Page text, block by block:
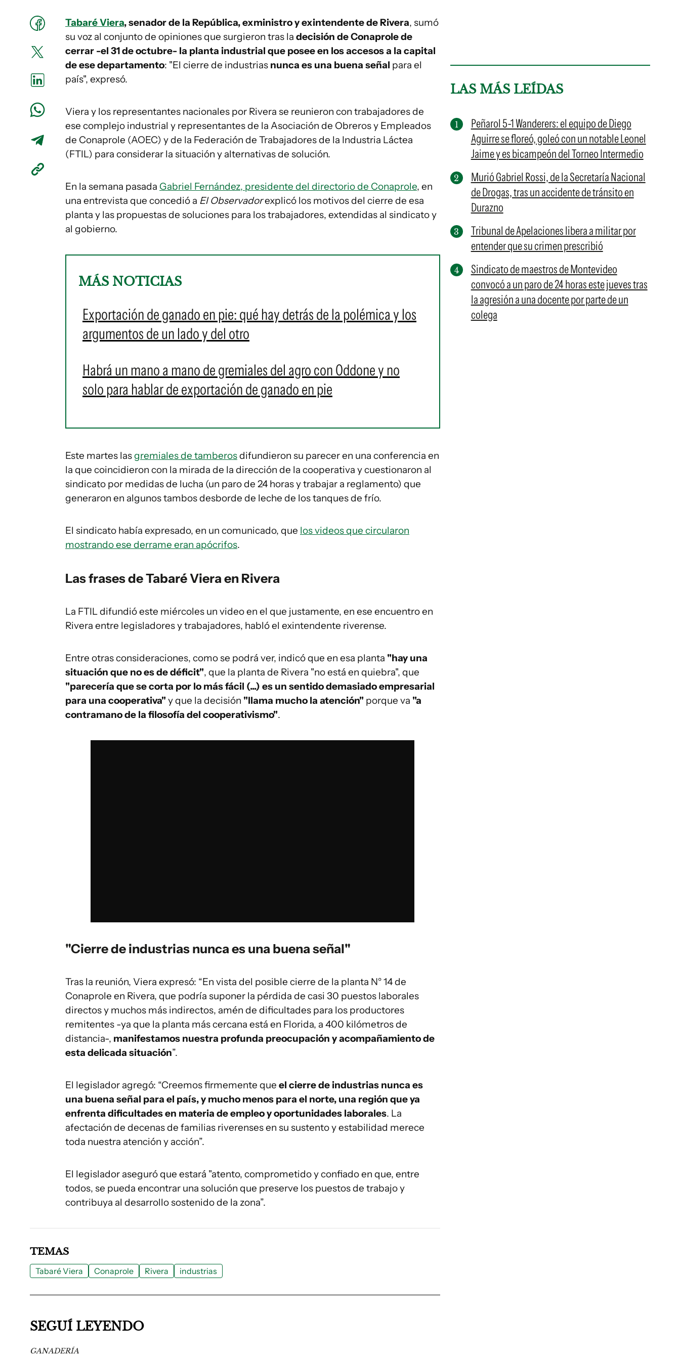
Tabaré Viera, senador de la República, exministro y exintendente de Rivera, sumó
su voz al conjunto de opiniones que surgieron tras la decisión de Conaprole de
cerrar -el 31 de octubre- la planta industrial que posee en los accesos a la capital
de ese departamento: "El cierre de industrias nunca es una buena señal para el
país", expresó.
Viera y los representantes nacionales por Rivera se reunieron con trabajadores de
ese complejo industrial y representantes de la Asociación de Obreros y Empleados
de Conaprole (AOEC) y de la Federación de Trabajadores de la Industria Láctea
(FTIL) para considerar la situación y alternativas de solución.
En la semana pasada Gabriel Fernández, presidente del directorio de Conaprole, en
una entrevista que concedió a El Observadorexplicó los motivos del cierre de esa
planta y las propuestas de soluciones para los trabajadores, extendidas al sindicato y
al gobierno.
MÁS NOTICIAS
Exportación de ganado en pie: qué hay detrás de la polémica y los
argumentos de un lado y del otro
Habrá un mano a mano de gremiales del agro con Oddone y no
solo para hablar de exportación de ganado en pie
Este martes lasgremiales de tamberosdifundieron su parecer en una conferencia en
la que coincidieron con la mirada de la dirección de la cooperativa y cuestionaron al
sindicato por medidas de lucha (un paro de 24 horas y trabajar a reglamento) que
generaron en algunos tambos desborde de leche de los tanques de frío.
El sindicato había expresado, en un comunicado, que los videos que circularon
mostrando ese derrame eran apócrifos.
Las frases de Tabaré Viera en Rivera
La FTIL difundió este miércoles un video en el que justamente, en ese encuentro en
Rivera entre legisladores y trabajadores, habló el exintendente riverense.
Entre otras consideraciones, como se podrá ver, indicó que en esa planta "hay una
situación que no es de déficit", que la planta de Rivera "no está en quiebra", que
"parecería que se corta por lo más fácil (...) es un sentido demasiado empresarial
para una cooperativa"y que la decisión "llama mucho la atención" porque va "a
contramano de la filosofía del cooperativismo".
"Cierre de industrias nunca es una buena señal"
Tras la reunión, Viera expresó: “En vista del posible cierre de la planta N° 14 de
Conaprole en Rivera, que podría suponer la pérdida de casi 30 puestos laborales
directos y muchos más indirectos, amén de dificultades para los productores
remitentes -ya que la planta más cercana está en Florida, a 400 kilómetros de
distancia-, manifestamos nuestra profunda preocupación y acompañamiento de
esta delicada situación”.
El legislador agregó: “Creemos firmemente que el cierre de industrias nunca es
una buena señal para el país, y mucho menos para el norte, una región que ya
enfrenta dificultades en materia de empleo y oportunidades laborales. La
afectación de decenas de familias riverenses en su sustento y estabilidad merece
toda nuestra atención y acción”.
El legislador aseguró que estará "atento, comprometido y confiado en que, entre
todos, se pueda encontrar una solución que preserve los puestos de trabajo y
contribuya al desarrollo sostenido de la zona”.
LAS MÁS LEÍDAS
Peñarol 5-1 Wanderers: el equipo de Diego
Aguirre se floreó, goleó con un notable Leonel
Jaime y es bicampeón del Torneo Intermedio
Murió Gabriel Rossi, de la Secretaría Nacional
de Drogas, tras un accidente de tránsito en
Durazno
Tribunal de Apelaciones libera a militar por
entender que su crimen prescribió
Sindicato de maestros de Montevideo
convocó a un paro de 24 horas este jueves tras
la agresión a una docente por parte de un
colega
TEMAS
Tabaré Viera Conaprole Rivera industrias
SEGUÍ LEYENDO
GANADERÍA